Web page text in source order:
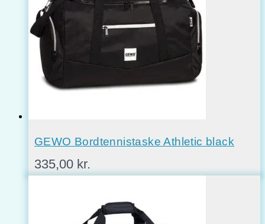
GEWO Bordtennistaske Athletic black
335,00 kr.